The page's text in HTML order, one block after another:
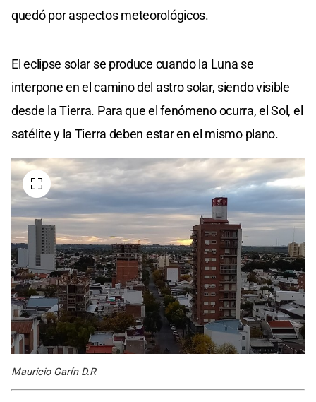
quedó por aspectos meteorológicos.
El eclipse solar se produce cuando la Luna se
interpone en el camino del astro solar, siendo visible
desde la Tierra. Para que el fenómeno ocurra, el Sol, el
satélite y la Tierra deben estar en el mismo plano.
Mauricio Garín D.R